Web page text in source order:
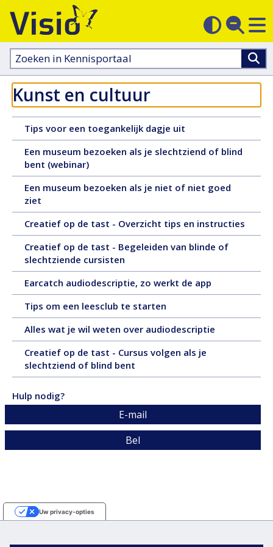
Contrast
Zoeken
in
kennisportaal:
Kunst en cultuur
Tips voor een toegankelijk dagje uit
juli
2026,
4
pagina's
Een museum bezoeken als je slechtziend of blind
bent (webinar)5
mei
2026,
54
minuten
12
seconden
Een museum bezoeken als je niet of niet goed
ziet
maart
2026,
tekst,
16
pagina's
Creatief op de tast - Overzicht tips en instructies
5
Creatief op de tast - Begeleiden van blinde of
slechtziende cursisten
december
2025,
tekst,
4
pagina's
Earcatch audiodescriptie, zo werkt de app
oktober
tekst,
9
Tips om een leesclub te starten
januari
2025,
tekst,
2
Alles wat je wil weten over audiodescriptie
september
9
Creatief op de tast - Cursus volgen als je
slechtziend of blind bent
december
tekst,
3
pagina's
Hulp nodig?
E-mail
Bel
Uw privacy-opties